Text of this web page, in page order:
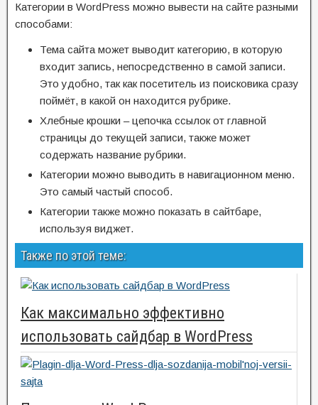
Категории в WordPress можно вывести на сайте разными
способами:
Тема сайта может выводит категорию, в которую
входит запись, непосредственно в самой записи.
Это удобно, так как посетитель из поисковика сразу
поймёт, в какой он находится рубрике.
Хлебные крошки – цепочка ссылок от главной
страницы до текущей записи, также может
содержать название рубрики.
Категории можно выводить в навигационном меню.
Это самый частый способ.
Категории также можно показать в сайтбаре,
используя виджет.
Также по этой теме:
Как максимально эффективно
использовать сайдбар в WordPress